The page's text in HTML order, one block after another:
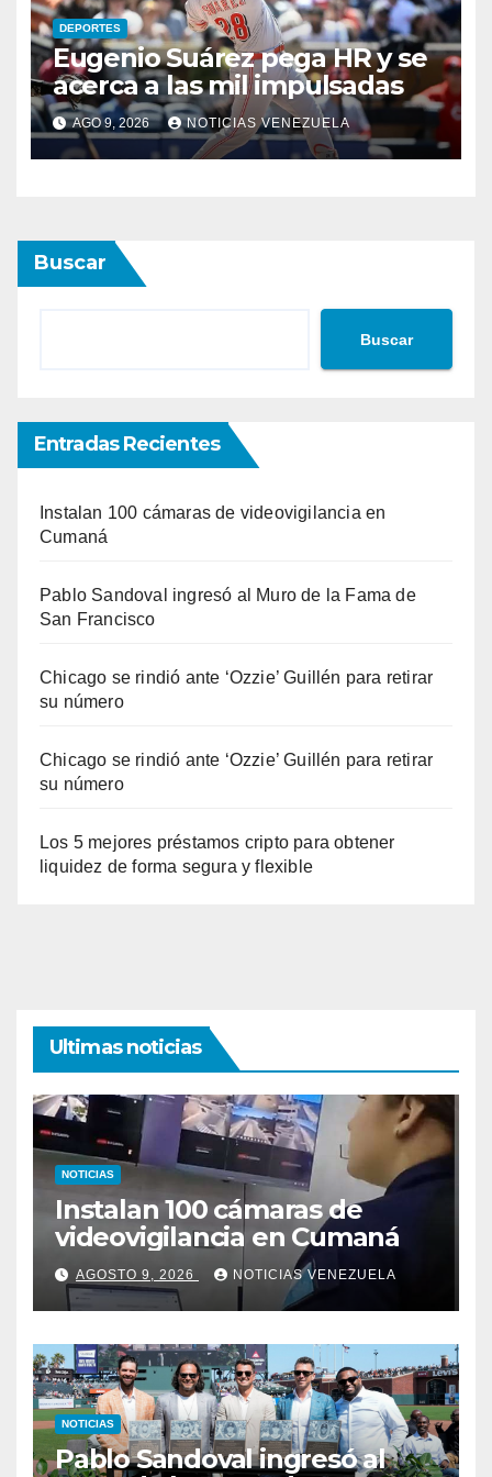
DEPORTES
Eugenio Suárez pega HR y se
acerca a las mil impulsadas
AGO 9, 2026 NOTICIAS VENEZUELA
Buscar
Buscar
Entradas Recientes
Instalan 100 cámaras de videovigilancia en
Cumaná
Pablo Sandoval ingresó al Muro de la Fama de
San Francisco
Chicago se rindió ante ‘Ozzie’ Guillén para retirar
su número
Chicago se rindió ante ‘Ozzie’ Guillén para retirar
su número
Los 5 mejores préstamos cripto para obtener
liquidez de forma segura y flexible
Ultimas noticias
NOTICIAS
Instalan 100 cámaras de
videovigilancia en Cumaná
AGOSTO 9, 2026 NOTICIAS VENEZUELA
NOTICIAS
Pablo Sandoval ingresó al